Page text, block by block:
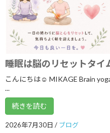
2025年5月
2025年4月
2024年12月
2024年11月
睡眠は脳のリセットタイ
こんにちは☺ MIKAGE Brain
...
続きを読む
2026年7月30日 / ブログ